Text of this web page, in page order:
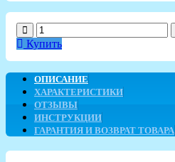
Купить
ОПИСАНИЕ
ХАРАКТЕРИСТИКИ
ОТЗЫВЫ
ИНСТРУКЦИИ
ГАРАНТИЯ И ВОЗВРАТ ТОВАРА